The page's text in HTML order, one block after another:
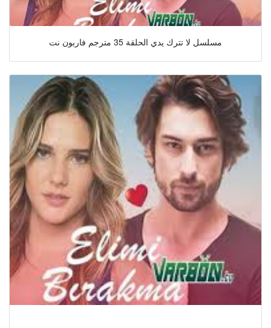
مسلسل لا تترك يدي الحلقة 35 مترجم فاربون نت